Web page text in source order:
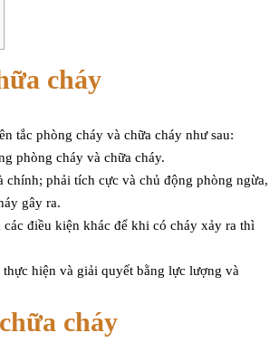
cháy
tắc phòng cháy và chữa cháy như sau:
phòng cháy và chữa cháy.
phải tích cực và chủ động phòng ngừa,
gây ra.
điều kiện khác để khi có cháy xảy ra thì
hiện và giải quyết bằng lực lượng và
cháy